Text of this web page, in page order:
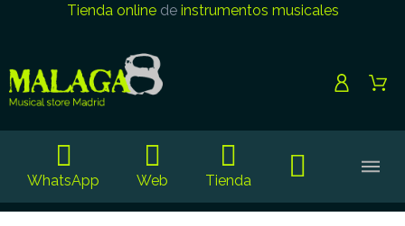
Tienda onlinede instrumentos musicales
WhatsApp Web Tienda